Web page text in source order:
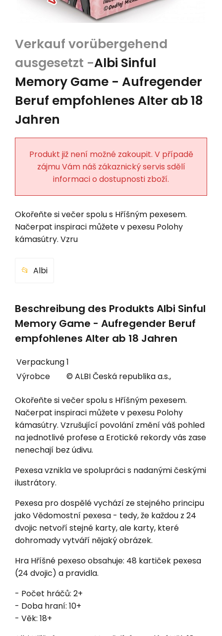
Albi Sinful
Memory Game - Aufregender
Beruf empfohlenes Alter ab 18
Jahren
Produkt již není možné zakoupit. V případě
zájmu Vám náš zákaznický servis sdělí
informaci o dostupnosti zboží.
Okořeňte si večer spolu s Hříšným pexesem.
Načerpat inspiraci můžete v pexesu Polohy
kámasútry. Vzru
Albi
Beschreibung des Produkts Albi Sinful
Memory Game - Aufregender Beruf
empfohlenes Alter ab 18 Jahren
Verpackung1
Výrobce
© ALBI Česká republika a.s.,
Okořeňte si večer spolu s Hříšným pexesem.
Načerpat inspiraci můžete v pexesu Polohy
kámasútry. Vzrušující povolání změní váš pohled
na jednotlivé profese a Erotické rekordy vás zase
nenechají bez údivu.
Pexesa vznikla ve spolupráci s nadanými českými
ilustrátory.
Pexesa pro dospělé vychází ze stejného principu
jako Vědomostní pexesa - tedy, že každou z 24
dvojic netvoří stejné karty, ale karty, které
dohromady vytváří nějaký obrázek.
Hra Hříšné pexeso obsahuje: 48 kartiček pexesa
(24 dvojic) a pravidla.
- Počet hráčů: 2+
- Doba hraní: 10+
- Věk: 18+